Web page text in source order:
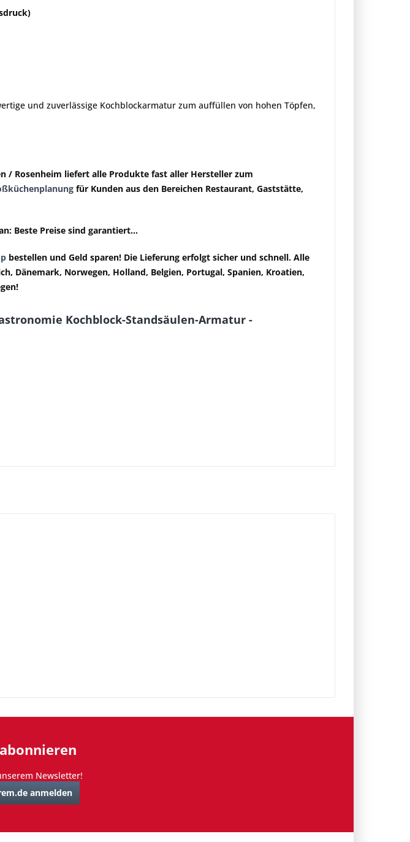
und zuverlässige Kochblockarmatur zum auffüllen von hohen Töpfen,
/ Rosenheim liefert alle Produkte fast aller Hersteller zum
für Kunden aus den Bereichen Restaurant, Gaststätte,
Beste Preise sind garantiert...
bestellen und Geld sparen! Die Lieferung erfolgt sicher und schnell. Alle
Dänemark, Norwegen, Holland, Belgien, Portugal, Spanien, Kroatien,
Kochblock-Standsäulen-Armatur -
Newsletter!
anmelden